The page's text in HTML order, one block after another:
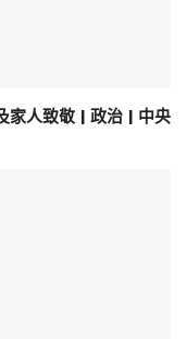
家人致敬 | 政治 | 中央